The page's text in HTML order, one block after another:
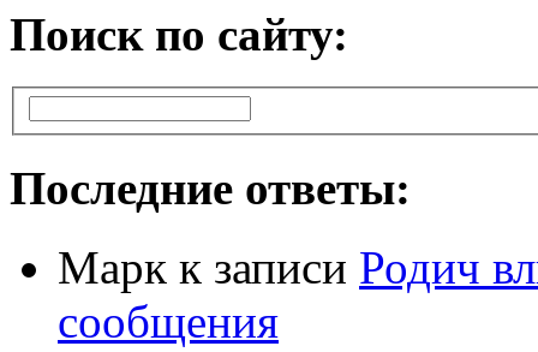
Поиск по сайту:
Последние ответы:
Марк к записи Родич
сообщения